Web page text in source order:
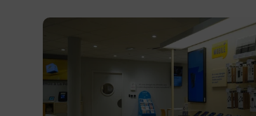
En savoir plus